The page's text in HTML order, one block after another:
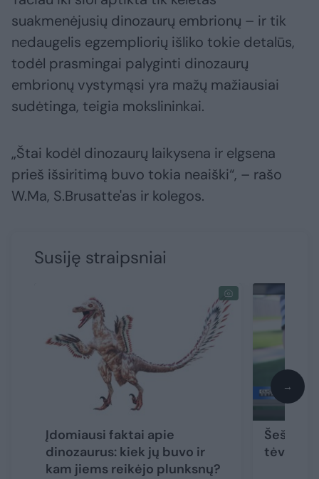
suakmenėjusių dinozaurų embrionų – ir tik
nedaugelis egzempliorių išliko tokie detalūs,
todėl prasmingai palyginti dinozaurų
embrionų vystymąsi yra mažų mažiausiai
sudėtinga, teigia mokslininkai.
„Štai kodėl dinozaurų laikysena ir elgsena
prieš išsiritimą buvo tokia neaiški“, – rašo
W.Ma, S.Brusatte'as ir kolegos.
Susiję straipsniai
Įdomiausi faktai apie
dinozaurus: kiek jų buvo ir
kam jiems reikėjo plunksnų?
tėvais
→